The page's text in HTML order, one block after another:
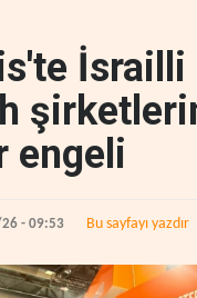
İsrailli
engeli
- 09:53 Bu sayfayı yazdır